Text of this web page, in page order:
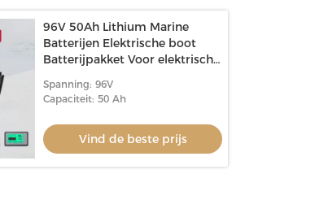
96V 50Ah Lithium Marine
Batterijen Elektrische boot
Batterijpakket Voor elektrische
Spanning: 96V
Capaciteit: 50 Ah
Vind de beste prijs